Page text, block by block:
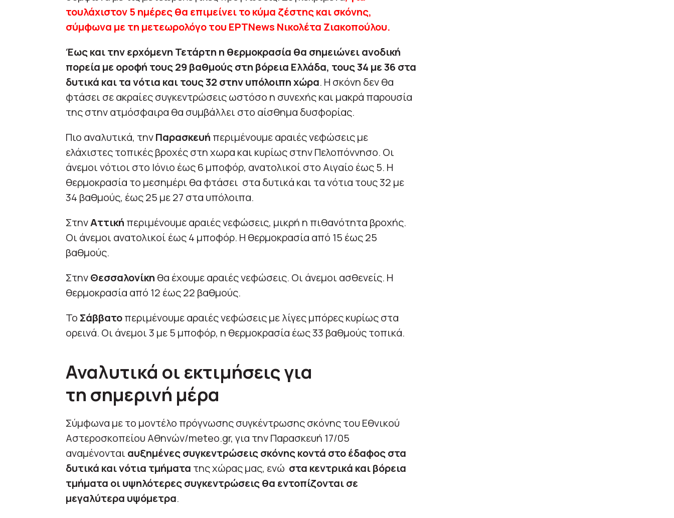
τουλάχιστον 5 ημέρες θα επιμείνει το κύμα ζέστης και σκόνης,
σύμφωνα με τη μετεωρολόγο τoυ ΕΡΤΝews Νικολέτα Ζιακοπούλου.
Έως και την ερχόμενη Τετάρτη η θερμοκρασία θα σημειώνει ανοδική
πορεία με οροφή τους 29 βαθμούς στη βόρεια Ελλάδα, τους 34 με 36 στα
δυτικά και τα νότια και τους 32 στην υπόλοιπη χώρα. Η σκόνη δεν θα
φτάσει σε ακραίες συγκεντρώσεις ωστόσο η συνεχής και μακρά παρουσία
της στην ατμόσφαιρα θα συμβάλλει στο αίσθημα δυσφορίας.
Πιο αναλυτικά, τηνΠαρασκευή περιμένουμε αραιές νεφώσεις με
ελάχιστες τοπικές βροχές στη χωρα και κυρίως στην Πελοπόννησο. Οι
άνεμοι νότιοι στο Iόνιο έως 6 μποφόρ, ανατολικοί στο Aιγαίο έως 5. Η
θερμοκρασία το μεσημέρι θα φτάσει στα δυτικά και τα νότια τους 32 με
34 βαθμούς, έως 25 με 27 στα υπόλοιπα.
ΣτηνΑττική περιμένουμε αραιές νεφώσεις, μικρή η πιθανότητα βροχής.
Οι άνεμοι ανατολικοί έως 4 μποφόρ. Η θερμοκρασία από 15 έως 25
βαθμούς.
ΣτηνΘεσσαλονίκη θα έχουμε αραιές νεφώσεις. Οι άνεμοι ασθενείς. Η
θερμοκρασία από 12 έως 22 βαθμούς.
Το Σάββατοπεριμένουμε αραιές νεφώσεις με λίγες μπόρες κυρίως στα
ορεινά. Οι άνεμοι 3 με 5 μποφόρ, η θερμοκρασία έως 33 βαθμούς τοπικά.
Αναλυτικά οι εκτιμήσεις για
τη σημερινή μέρα
Σύμφωνα με το μοντέλο πρόγνωσης συγκέντρωσης σκόνης του Εθνικού
Αστεροσκοπείου Αθηνών/meteo.gr, για την Παρασκευή 17/05
αναμένονται αυξημένες συγκεντρώσεις σκόνης κοντά στο έδαφος στα
δυτικά και νότια τμήματα της χώρας μας, ενώ στα κεντρικά και βόρεια
τμήματα οι υψηλότερες συγκεντρώσεις θα εντοπίζονται σε
μεγαλύτερα υψόμετρα.